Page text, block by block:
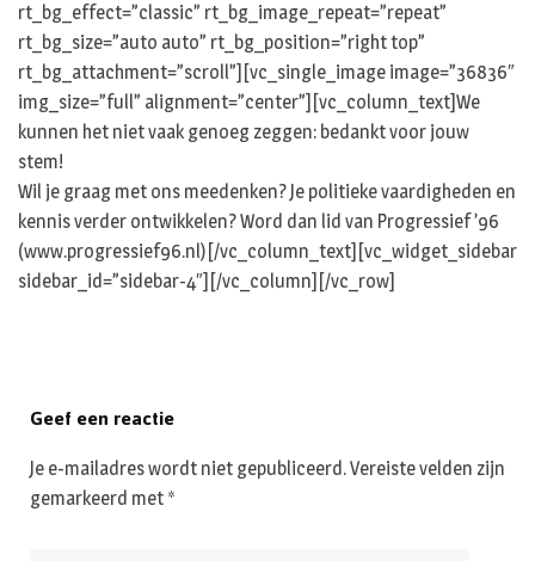
rt_bg_effect=”classic” rt_bg_image_repeat=”repeat”
rt_bg_size=”auto auto” rt_bg_position=”right top”
rt_bg_attachment=”scroll”][vc_single_image image=”36836″
img_size=”full” alignment=”center”][vc_column_text]We
kunnen het niet vaak genoeg zeggen: bedankt voor jouw
stem!
Wil je graag met ons meedenken? Je politieke vaardigheden en
kennis verder ontwikkelen? Word dan lid van Progressief ’96
(www.progressief96.nl)[/vc_column_text][vc_widget_sidebar
sidebar_id=”sidebar-4″][/vc_column][/vc_row]
Geef een reactie
Je e-mailadres wordt niet gepubliceerd.Vereiste velden zijn
gemarkeerd met *